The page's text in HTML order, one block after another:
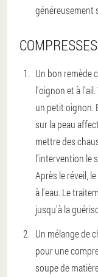
généreusement
Un bon remède
l'oignon et à
un petit oignon.
sur la peau
mettre des
l'intervention le
Après le réveil,
à l'eau. Le
jusqu'à la
Un mélange de
pour une
soupe de